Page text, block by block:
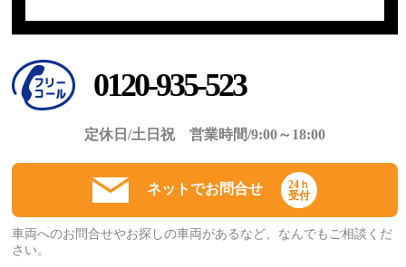
0120-935-523
定休日/土日祝 営業時間/9:00～18:00
ネットでお問合せ
24ｈ
受付
車両へのお問合せやお探しの車両があるなど、なんでもご相談くだ
さい。